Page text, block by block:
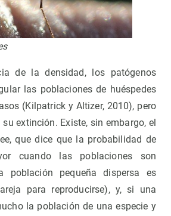
de la densidad, los patógenos
las poblaciones de huéspedes
(Kilpatrick y Altizer, 2010), pero
extinción. Existe, sin embargo, el
que dice que la probabilidad de
cuando las poblaciones son
población pequeña dispersa es
para reproducirse), y, si una
la población de una especie y